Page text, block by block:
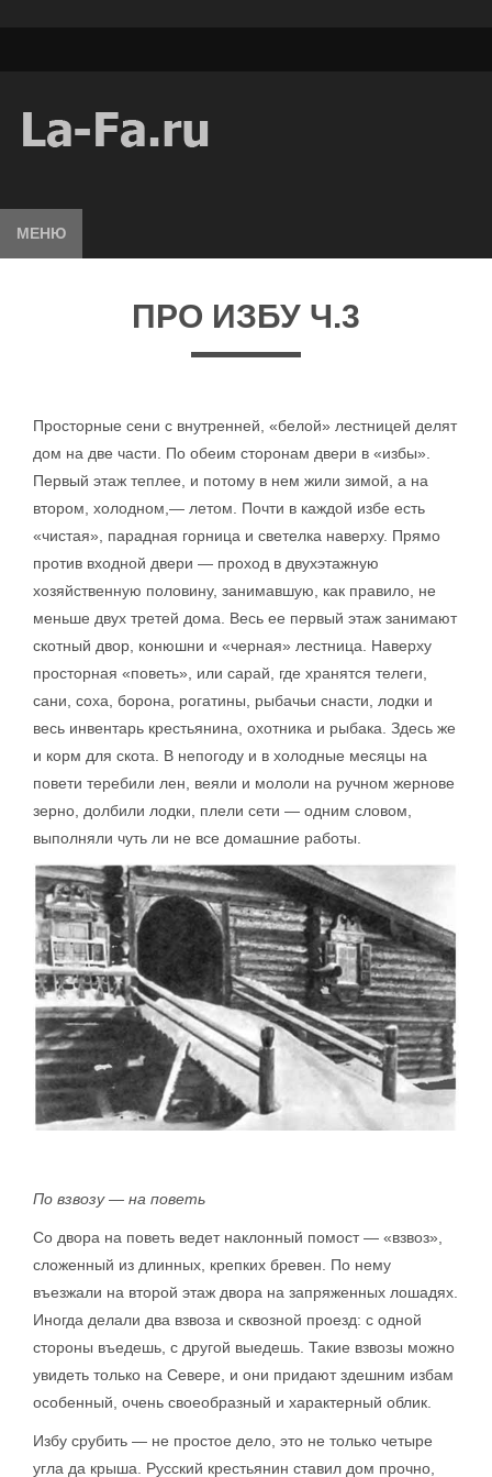
МЕНЮ
ПРО ИЗБУ Ч.3
Просторные сени с внутренней, «белой» лестницей делят
дом на две части. По обеим сторонам двери в «избы».
Первый этаж теплее, и потому в нем жили зимой, а на
втором, холодном,— летом. Почти в каждой избе есть
«чистая», парадная горница и светелка наверху. Прямо
против входной двери — проход в двухэтажную
хозяйственную половину, занимавшую, как правило, не
меньше двух третей дома. Весь ее первый этаж занимают
скотный двор, конюшни и «черная» лестница. Наверху
просторная «поветь», или сарай, где хранятся телеги,
сани, соха, борона, рогатины, рыбачьи снасти, лодки и
весь инвентарь крестьянина, охотника и рыбака. Здесь же
и корм для скота. В непогоду и в холодные месяцы на
повети теребили лен, веяли и мололи на ручном жернове
зерно, долбили лодки, плели сети — одним словом,
выполняли чуть ли не все домашние работы.
По взвозу — на поветь
Со двора на поветь ведет наклонный помост — «взвоз»,
сложенный из длинных, крепких бревен. По нему
въезжали на второй этаж двора на запряженных лошадях.
Иногда делали два взвоза и сквозной проезд: с одной
стороны въедешь, с другой выедешь. Такие взвозы можно
увидеть только на Севере, и они придают здешним избам
особенный, очень своеобразный и характерный облик.
Избу срубить — не простое дело, это не только четыре
угла да крыша. Русский крестьянин ставил дом прочно,